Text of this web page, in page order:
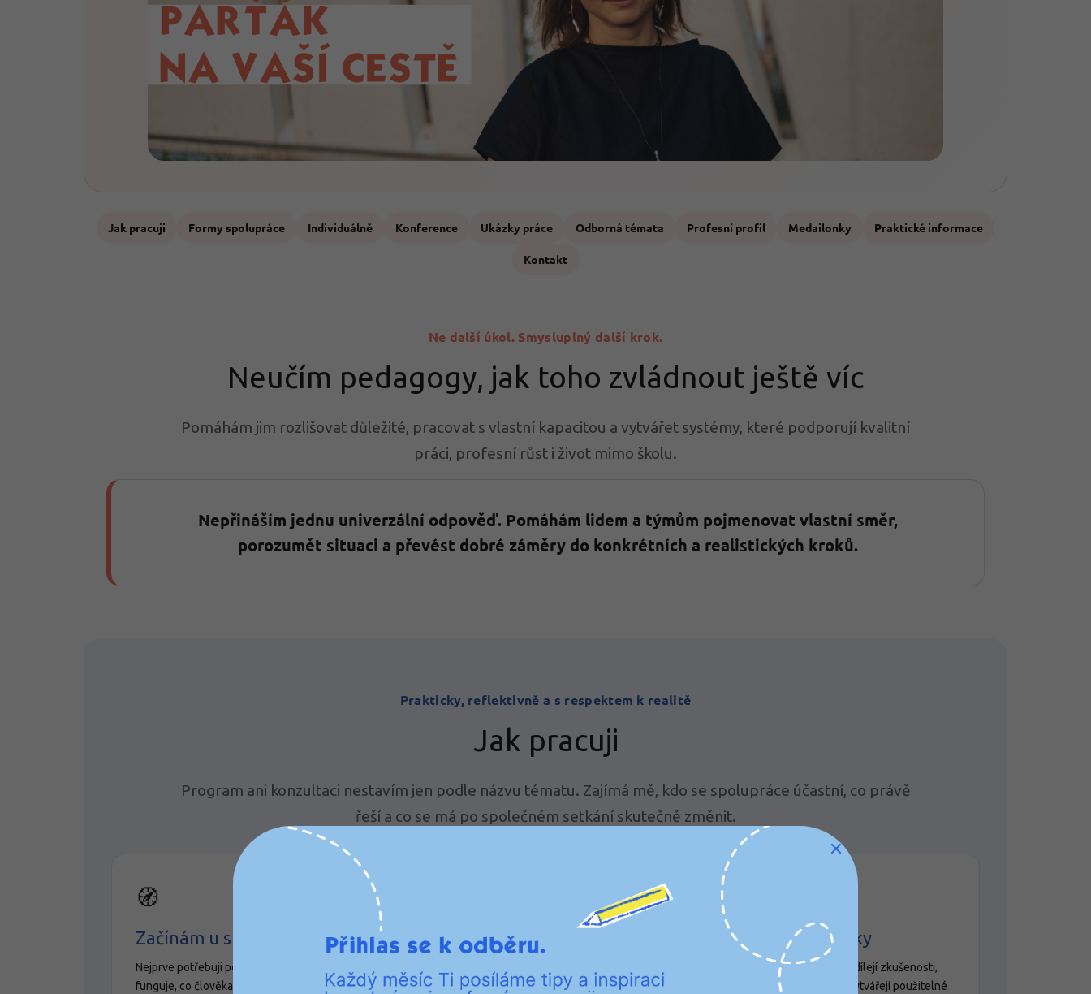
Jak pracuji Formy spolupráce Individuálně Konference Ukázky práce Odborná témata Profesní profil Medailonky Praktické informace
Kontakt
Ne další úkol. Smysluplný další krok.
Neučím pedagogy, jak toho zvládnout ještě víc
Pomáhám jim rozlišovat důležité, pracovat s vlastní kapacitou a vytvářet systémy, které podporují kvalitní
práci, profesní růst i život mimo školu.
Nepřináším jednu univerzální odpověď. Pomáhám lidem a týmům pojmenovat vlastní směr,
porozumět situaci a převést dobré záměry do konkrétních a realistických kroků.
Prakticky, reflektivně a s respektem k realitě
Jak pracuji
Program ani konzultaci nestavím jen podle názvu tématu. Zajímá mě, kdo se spolupráce účastní, co právě
řeší a co se má po společném setkání skutečně změnit.
🧭
Začínám u skutečné situace
Nejprve potřebuji porozumět tomu, co už
funguje, co člověka nebo tým zatěžuje a jaký
Propojuji teorii s praxí
otázek, nástrojů, rozhodnutí a každodenních
Zapojuji účastníky
Lidé přemýšlejí, zapisují, sdílejí zkušenosti,
pracují s vlastní situací a vytvářejí použitelné